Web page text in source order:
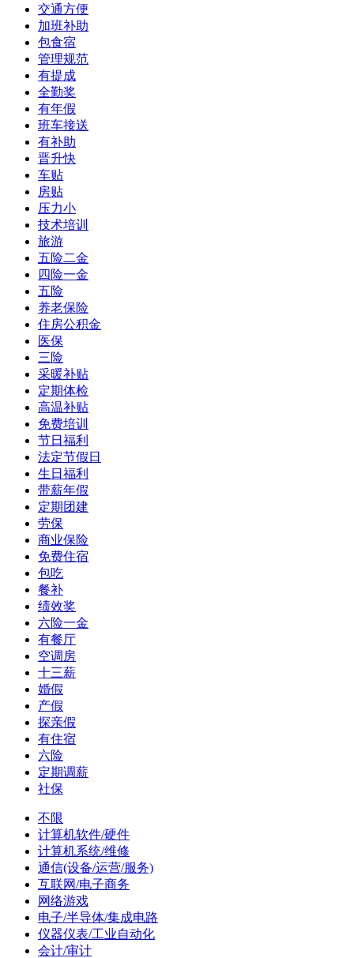
交通方便
加班补助
包食宿
管理规范
有提成
全勤奖
有年假
班车接送
有补助
晋升快
车贴
房贴
压力小
技术培训
旅游
五险二金
四险一金
五险
养老保险
住房公积金
医保
三险
采暖补贴
定期体检
高温补贴
免费培训
节日福利
法定节假日
生日福利
带薪年假
定期团建
劳保
商业保险
免费住宿
包吃
餐补
绩效奖
六险一金
有餐厅
空调房
十三薪
婚假
产假
探亲假
有住宿
六险
定期调薪
社保
不限
计算机软件/硬件
计算机系统/维修
通信(设备/运营/服务)
互联网/电子商务
网络游戏
电子/半导体/集成电路
仪器仪表/工业自动化
会计/审计